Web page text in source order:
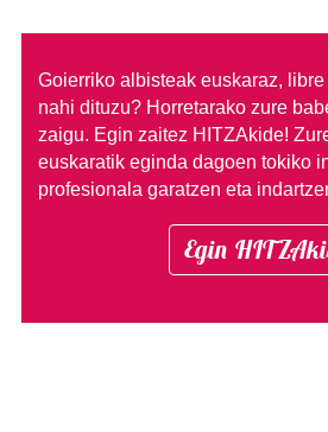
Goierriko albisteak euskaraz,
nahi dituzu? Horretarako zure
zaigu. Egin zaitez HITZAkide!
euskaratik eginda dagoen tokiko
profesionala garatzen eta
Egin